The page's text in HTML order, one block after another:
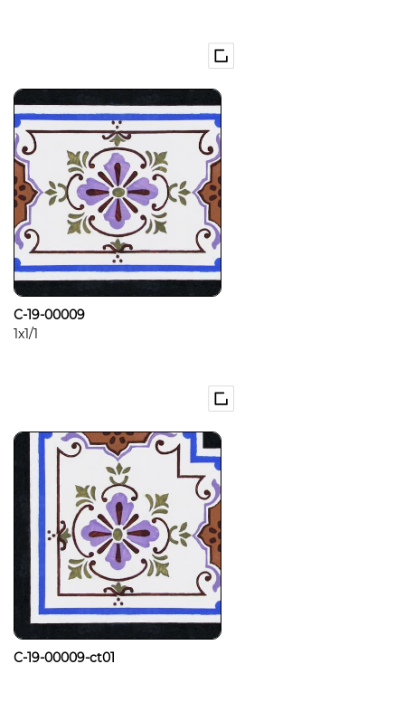
C-19-00009
1x1/1
C-19-00009-ct01